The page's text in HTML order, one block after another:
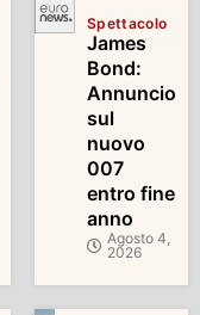
Spettacolo
James
Bond:
Annuncio
sul
nuovo
007
entro fine
anno
Agosto 4,
2026